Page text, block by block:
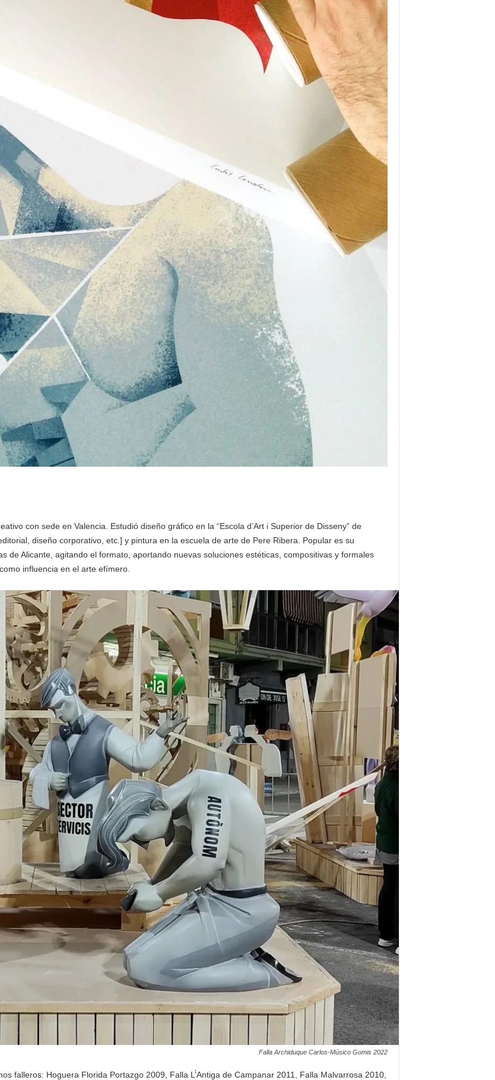
con sede en Valencia. Estudió diseño gráfico en la “Escola d’Art i Superior de Disseny” de
diseño corporativo, etc.] y pintura en la escuela de arte de Pere Ribera. Popular es su
de Alicante, agitando el formato, aportando nuevas soluciones estéticas, compositivas y formales
influencia en el arte efímero.
Falla Archiduque Carlos-Músico Gomis 2022
falleros: Hoguera Florida Portazgo 2009, Falla L’́Antiga de Campanar 2011, Falla Malvarrosa 2010,